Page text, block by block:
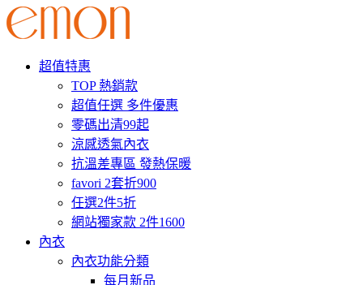
超值特惠
TOP 熱銷款
超值任選 多件優惠
零碼出清99起
涼感透氣內衣
抗溫差專區 發熱保暖
favori 2套折900
任選2件5折
網站獨家款 2件1600
內衣
內衣功能分類
每月新品